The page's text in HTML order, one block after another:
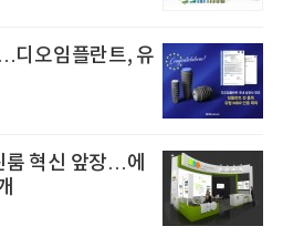
디오임플란트, 유
룸 혁신 앞장…에